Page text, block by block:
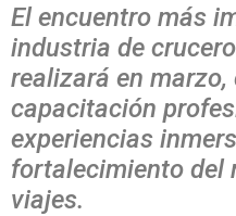
El encuentro más
industria de
realizará en
capacitación
experiencias
fortalecimiento del
viajes.